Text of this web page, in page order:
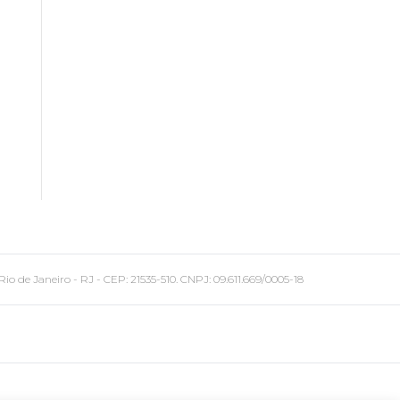
Janeiro - RJ - CEP: 21535-510. CNPJ: 09.611.669/0005-18